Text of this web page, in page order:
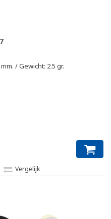
/ Gewicht: 2.5 gr.
Vergelijk